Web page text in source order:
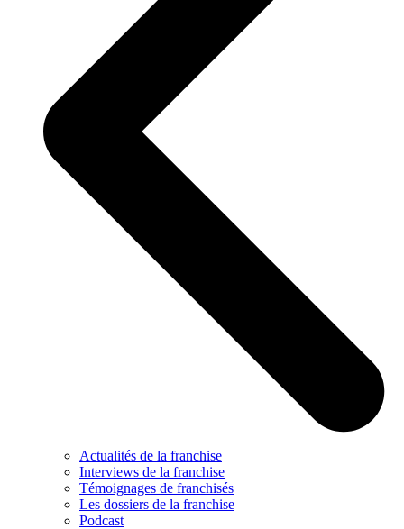
Actualités de la franchise
Interviews de la franchise
Témoignages de franchisés
Les dossiers de la franchise
Podcast